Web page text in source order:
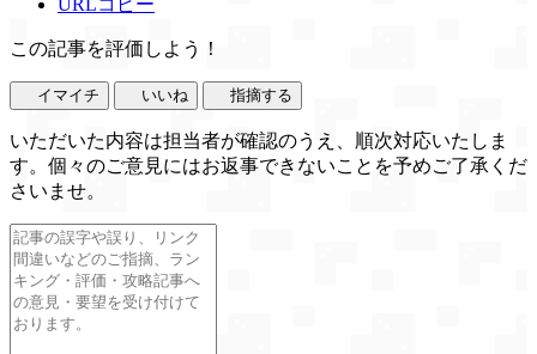
URLコピー
この記事を評価しよう！
イマイチ いいね 指摘する
いただいた内容は担当者が確認のうえ、順次対応いたしま
す。個々のご意見にはお返事できないことを予めご了承くだ
さいませ。